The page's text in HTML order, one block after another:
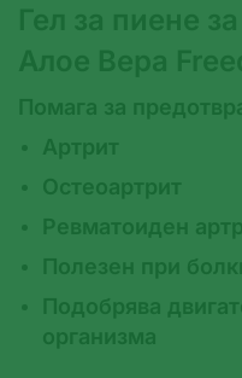
Гел за пиене
Помага за
Полезен при
Подобрява